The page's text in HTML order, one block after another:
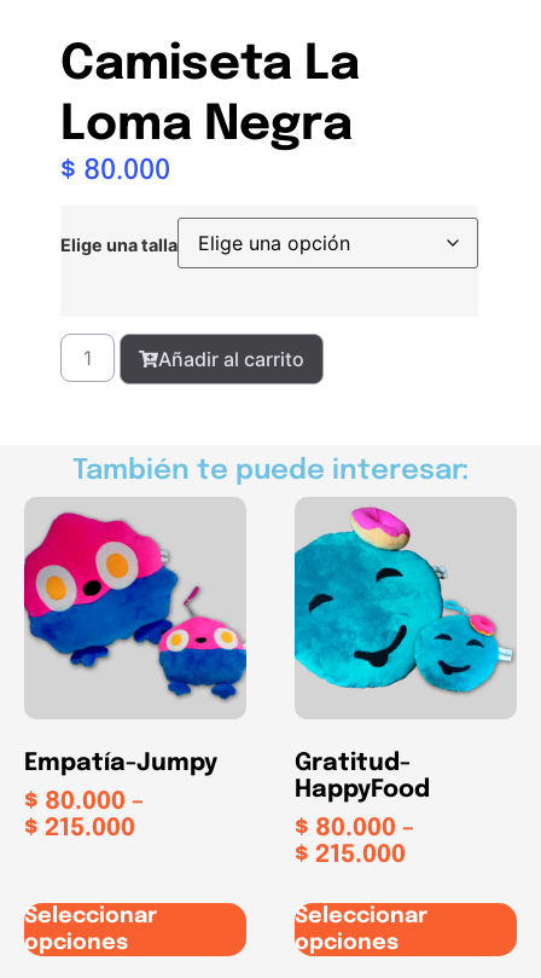
Camiseta La
Loma Negra
$ 80.000
Elige una talla
Añadir al carrito
También te puede interesar:
Empatía-Jumpy
$ 80.000 –
$ 215.000
Seleccionar
opciones
Gratitud-
HappyFood
$ 80.000 –
$ 215.000
Seleccionar
opciones